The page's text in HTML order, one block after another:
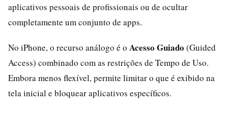
aplicativos pessoais de profissionais ou de ocultar
completamente um conjunto de apps.
No iPhone, o recurso análogo é o Acesso Guiado (Guided
Access) combinado com as restrições de Tempo de Uso.
Embora menos flexível, permite limitar o que é exibido na
tela inicial e bloquear aplicativos específicos.